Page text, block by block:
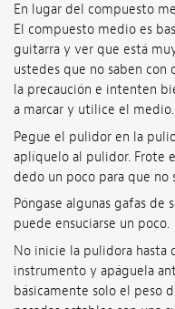
En lugar del compuesto
El compuesto medio es
guitarra y ver que está
ustedes que no saben
la precaución e intenten
a marcar y utilice el medio.
Pegue el pulidor en la
aplíquelo al pulidor. Frote
dedo un poco para que
Póngase algunas gafas de
puede ensuciarse un poco.
No inicie la pulidora hasta
instrumento y apáguela
básicamente solo el peso